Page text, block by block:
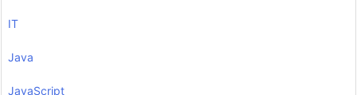
IT
Java
JavaScript